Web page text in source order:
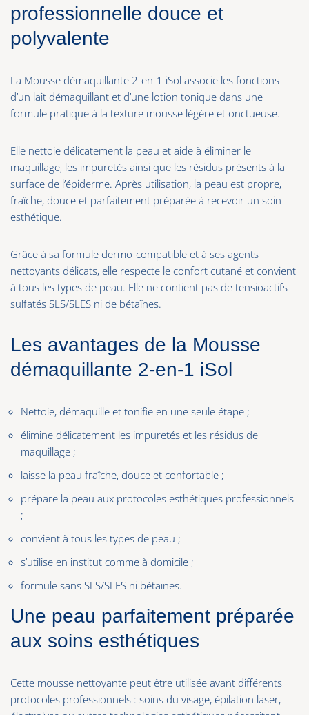
professionnelle douce et
polyvalente
La Mousse démaquillante 2-en-1 iSol associe les fonctions
d’un lait démaquillant et d’une lotion tonique dans une
formule pratique à la texture mousse légère et onctueuse.
Elle nettoie délicatement la peau et aide à éliminer le
maquillage, les impuretés ainsi que les résidus présents à la
surface de l’épiderme. Après utilisation, la peau est propre,
fraîche, douce et parfaitement préparée à recevoir un soin
esthétique.
Grâce à sa formule dermo-compatible et à ses agents
nettoyants délicats, elle respecte le confort cutané et convient
à tous les types de peau. Elle ne contient pas de tensioactifs
sulfatés SLS/SLES ni de bétaïnes.
Les avantages de la Mousse
démaquillante 2-en-1 iSol
Nettoie, démaquille et tonifie en une seule étape ;
élimine délicatement les impuretés et les résidus de
maquillage ;
laisse la peau fraîche, douce et confortable ;
prépare la peau aux protocoles esthétiques professionnels
;
convient à tous les types de peau ;
s’utilise en institut comme à domicile ;
formule sans SLS/SLES ni bétaïnes.
Une peau parfaitement préparée
aux soins esthétiques
Cette mousse nettoyante peut être utilisée avant différents
protocoles professionnels : soins du visage, épilation laser,